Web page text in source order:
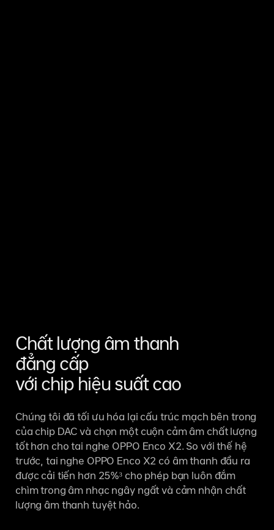
Chất lượng âm thanh
đẳng cấp
với chip hiệu suất cao
Chúng tôi đã tối ưu hóa lại cấu trúc mạch bên trong
của chip DAC và chọn một cuộn cảm âm chất lượng
tốt hơn cho tai nghe OPPO Enco X2. So với thế hệ
trước, tai nghe OPPO Enco X2 có âm thanh đầu ra
được cải tiến hơn 25%³ cho phép bạn luôn đắm
chìm trong âm nhạc ngây ngất và cảm nhận chất
lượng âm thanh tuyệt hảo.